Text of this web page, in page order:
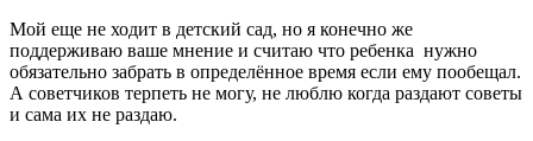
Мой еще не ходит в детский сад, но я конечно же
поддерживаю ваше мнение и считаю что ребенка нужно
обязательно забрать в определённое время если ему пообещал.
А советчиков терпеть не могу, не люблю когда раздают советы
и сама их не раздаю.